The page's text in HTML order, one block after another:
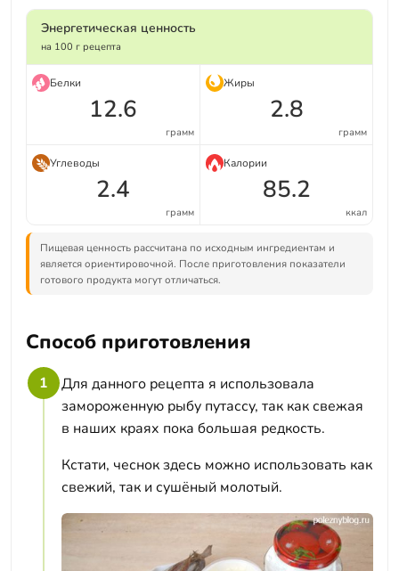
Энергетическая ценность
на 100 г рецепта
Белки
12.6
грамм
Жиры
2.8
грамм
Углеводы
2.4
грамм
Калории
85.2
ккал
Пищевая ценность рассчитана по исходным ингредиентам и
является ориентировочной. После приготовления показатели
готового продукта могут отличаться.
Способ приготовления
1
Для данного рецепта я использовала
замороженную рыбу путассу, так как свежая
в наших краях пока большая редкость.
Кстати, чеснок здесь можно использовать как
свежий, так и сушёный молотый.